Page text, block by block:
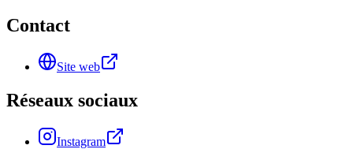
Contact
Site web
Réseaux sociaux
Instagram